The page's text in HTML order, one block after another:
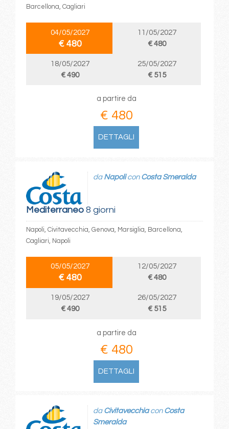
Barcellona, Cagliari
04/05/2027
€ 480
11/05/2027
€ 480
18/05/2027
€ 490
25/05/2027
€ 515
a partire da
€ 480
DETTAGLI
Mediterraneo8 giorni
da Napolicon Costa Smeralda
Napoli, Civitavecchia, Genova, Marsiglia, Barcellona,
Cagliari, Napoli
05/05/2027
€ 480
12/05/2027
€ 480
19/05/2027
€ 490
26/05/2027
€ 515
a partire da
€ 480
DETTAGLI
da Civitavecchiacon Costa
Smeralda